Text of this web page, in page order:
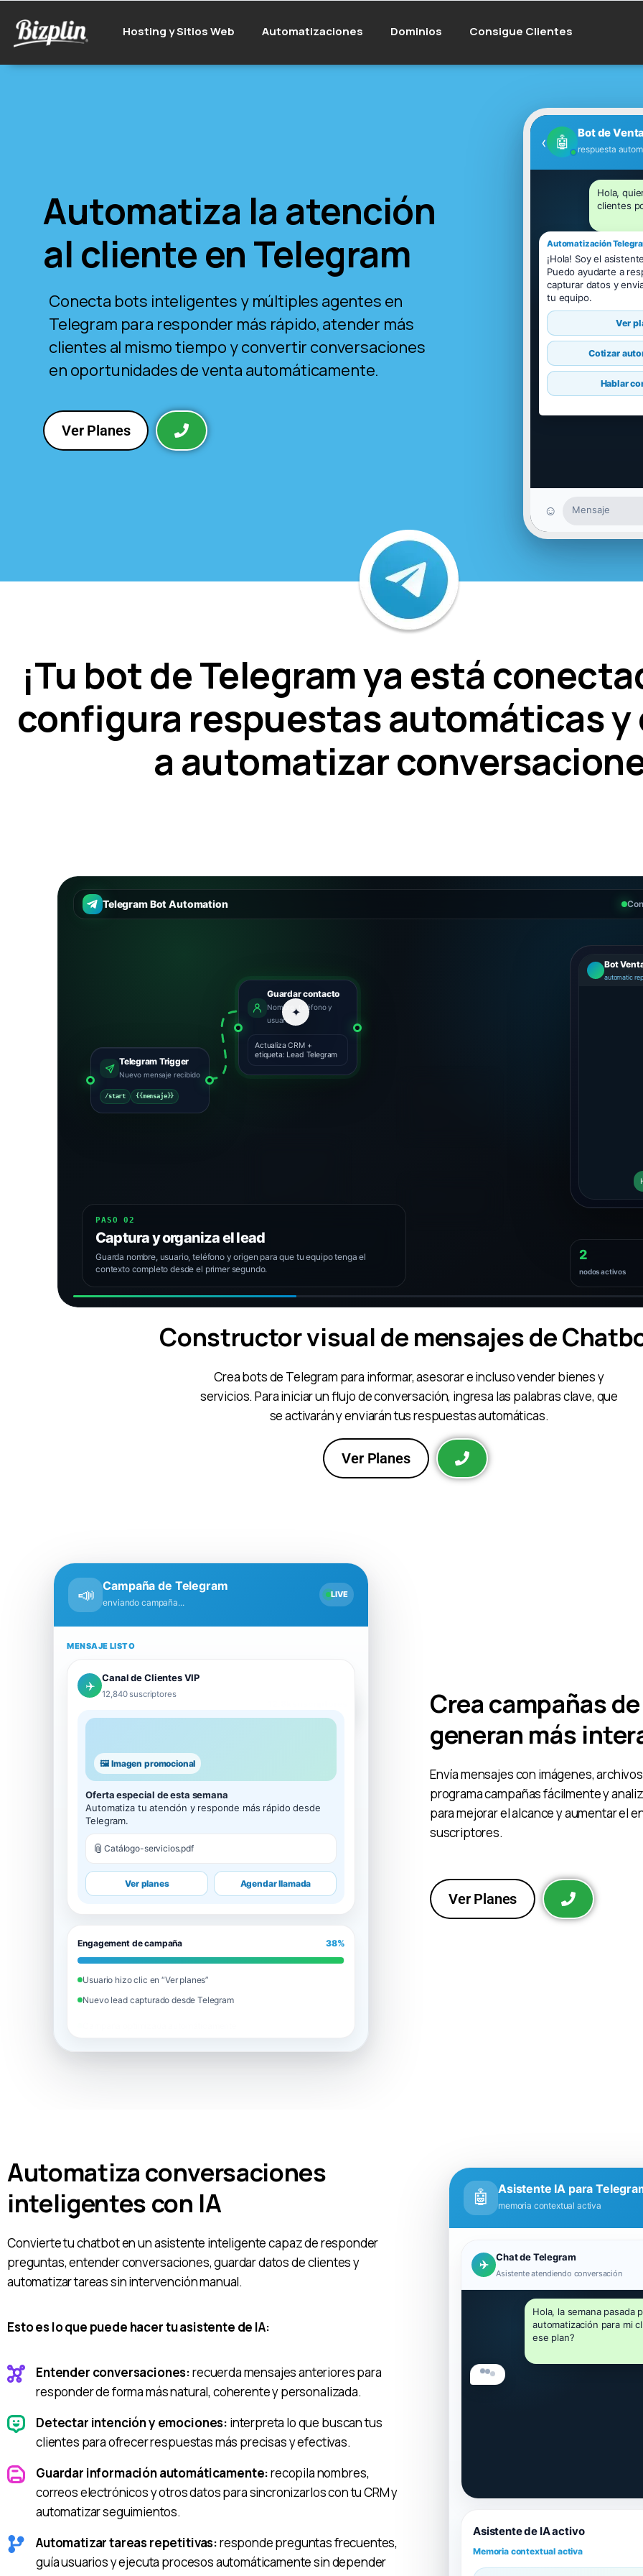
Hosting y Sitios Web Automatizaciones Dominios Consigue Clientes
Automatiza la atención
al cliente en Telegram
Conecta bots inteligentes y múltiples agentes en
Telegram para responder más rápido, atender más
clientes al mismo tiempo y convertir conversaciones
en oportunidades de venta automáticamente.
Ver Planes
‹ 🤖
Bot de
bot
Hola,
clientes
Automatización
¡Hola! Soy el
Puedo ayudarte a
capturar datos y
tu equipo.
Ver
Cotizar
Hablar
☺
¡Tu bot de Telegram ya está
configura respuestas automáticas y
a automatizar
Constructor visual de mensajes de
Crea bots de Telegram para informar, asesorar e incluso vender bienes y
servicios. Para iniciar un flujo de conversación, ingresa las palabras clave, que
se activarán y enviarán tus respuestas automáticas.
Ver Planes
📣 Campaña de Telegram
analizando respuestas...
LIVE
MENSAJE LISTO
✈️
Canal de Clientes VIP
12,840 suscriptores
Oferta especial de esta semana
Automatiza tu atención y responde más rápido desde
Telegram.
📎Catálogo-servicios.pdf
Ver planes Agendar llamada
Engagement de campaña 67%
Usuario hizo clic en “Ver planes”
Nuevo lead capturado desde Telegram
Crea campañas
generan más
Envía mensajes con imágenes,
programa campañas fácilmente y
para mejorar el alcance y aumentar el
suscriptores.
Ver Planes
Automatiza conversaciones
inteligentes con IA
Convierte tu chatbot en un asistente inteligente capaz de responder
preguntas, entender conversaciones, guardar datos de clientes y
automatizar tareas sin intervención manual.
Esto es lo que puede hacer tu asistente de IA:
Entender conversaciones:recuerda mensajes anteriores para
responder de forma más natural, coherente y personalizada.
Detectar intención y emociones: interpreta lo que buscan tus
clientes para ofrecer respuestas más precisas y efectivas.
Guardar información automáticamente:recopila nombres,
correos electrónicos y otros datos para sincronizarlos con tu CRM y
automatizar seguimientos.
Automatizar tareas repetitivas:responde preguntas frecuentes,
guía usuarios y ejecuta procesos automáticamente sin depender
🤖 Asistente IA para
memoria contextual activa
✈️
Chat de Telegram
Asistente atendiendo conversación
Hola, la semana pasada
automatización para mi
ese plan?
Asistente de IA activo
Memoria contextual activa